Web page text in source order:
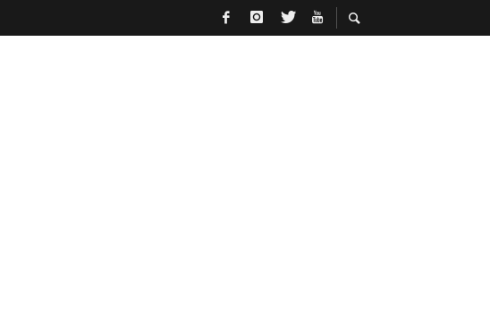
TOLCACHIR